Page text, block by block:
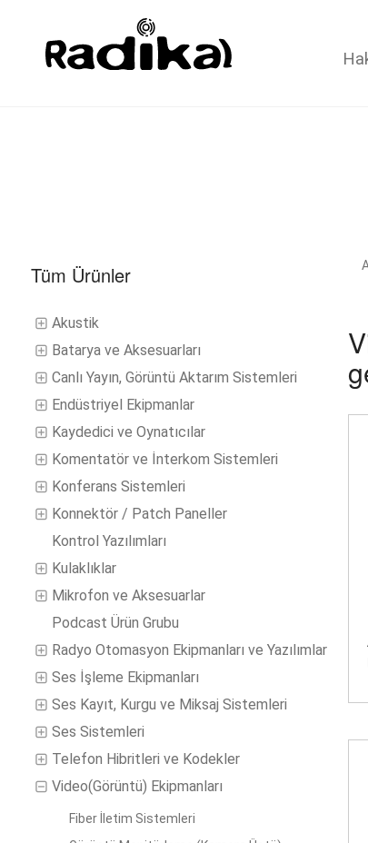
Tüm Ürünler
Akustik
Batarya ve Aksesuarları
Canlı Yayın, Görüntü Aktarım Sistemleri
Endüstriyel Ekipmanlar
Kaydedici ve Oynatıcılar
Komentatör ve İnterkom Sistemleri
Konferans Sistemleri
Konnektör / Patch Paneller
Kontrol Yazılımları
Kulaklıklar
Mikrofon ve Aksesuarlar
Podcast Ürün Grubu
Radyo Otomasyon Ekipmanları ve Yazılımlar
Ses İşleme Ekipmanları
Ses Kayıt, Kurgu ve Miksaj Sistemleri
Ses Sistemleri
Telefon Hibritleri ve Kodekler
Video(Görüntü) Ekipmanları
Fiber İletim Sistemleri